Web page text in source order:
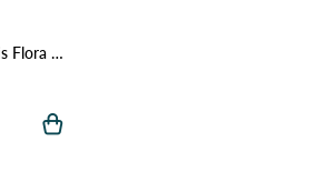
Жіночі панчохи Velsatis Flora сітка Модель L1507 Чорний